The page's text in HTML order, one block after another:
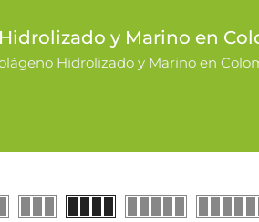
y Marino en
Hidrolizado y Marino en